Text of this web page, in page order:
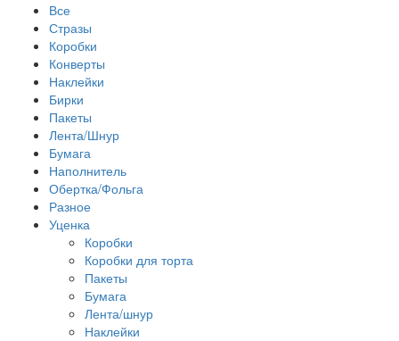
Все
Стразы
Коробки
Конверты
Наклейки
Бирки
Пакеты
Лента/Шнур
Бумага
Наполнитель
Обертка/Фольга
Разное
Уценка
Коробки
Коробки для торта
Пакеты
Бумага
Лента/шнур
Наклейки